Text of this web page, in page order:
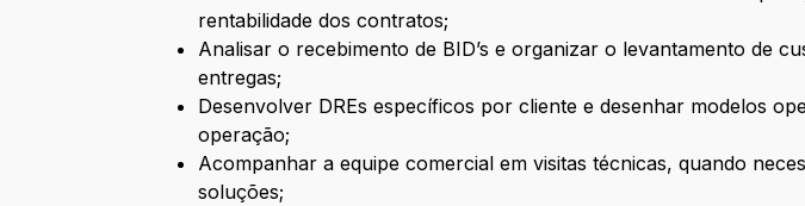
rentabilidade dos contratos;
Analisar o recebimento de BID’s e organizar o levantamento de
entregas;
Desenvolver DREs específicos por cliente e desenhar modelos
operação;
Acompanhar a equipe comercial em visitas técnicas, quando
soluções;